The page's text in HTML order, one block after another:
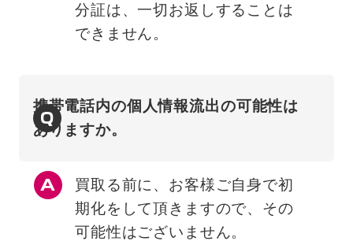
分証は、一切お返しすることは
できません。
Q
携帯電話内の個人情報流出の可能性は
ありますか。
買取る前に、お客様ご自身で初
期化をして頂きますので、その
可能性はございません。